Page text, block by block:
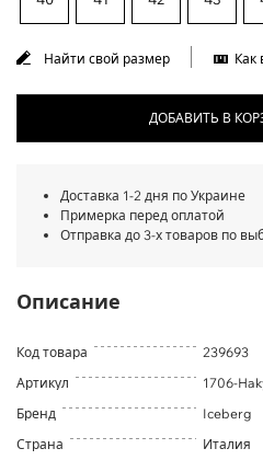
Найти свой размер Как
ДОБАВИТЬ В
Доставка 1-2 дня по Украине
Примерка перед оплатой
Отправка до 3-х товаров по
Описание
Код товара
239693
Артикул
1706-
Бренд
Iceberg
Страна
Италия